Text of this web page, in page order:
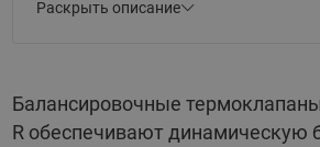
уставку температуры от 30 до 65 ° C.
латуни CW602N, устойчивой к
обеспечивает их долговечность при
Раскрыть описание
Балансировочные
R обеспечивают динамическую